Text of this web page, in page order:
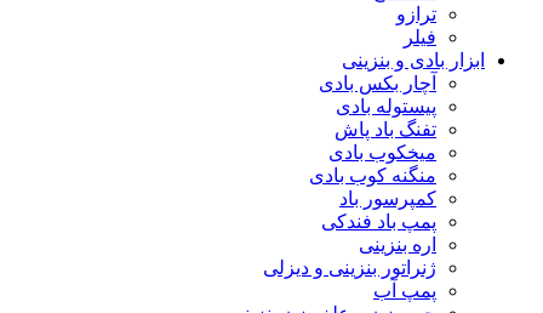
ترازو
فیلر
ابزار بادی و بنزینی
آچار بکس بادی
پیستوله بادی
تفنگ باد پاش
میخکوب بادی
منگنه کوب بادی
کمپرسور باد
پمپ باد فندکی
اره بنزینی
ژنراتور بنزینی و دیزلی
پمپ آب